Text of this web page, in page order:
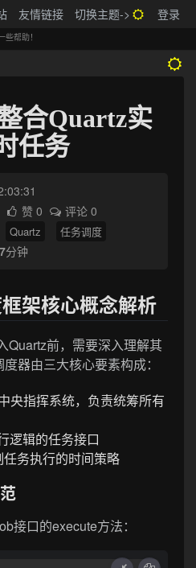
友情链接 切换主题-> 登录
帮助！
合Quartz实
任务
赞 0
评论 0
Quartz 任务调度
7分钟
架核心概念解析
Quartz前，需要深入理解其
器由三大核心要素构成：
央指挥系统，负责统筹所有
逻辑的任务接口
任务执行的时间策略
接口的execute方法：